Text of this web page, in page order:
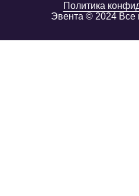
Политика
Эвента © 2024